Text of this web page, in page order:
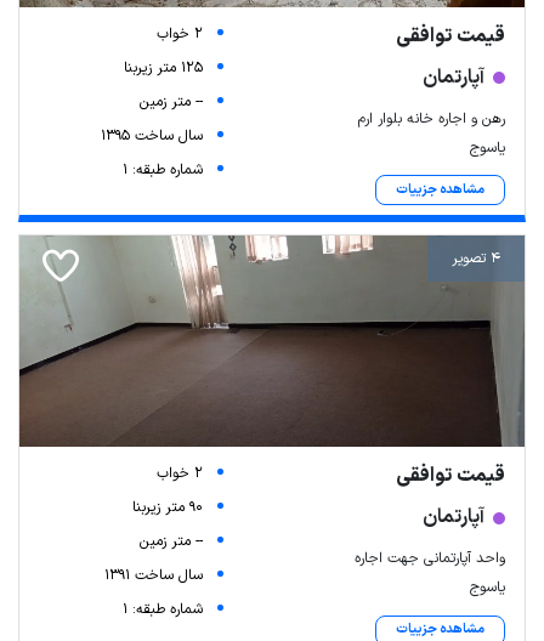
قیمت توافقی
آپارتمان
رهن و اجاره خانه بلوار ارم
یاسوج
مشاهده جزییات
2 خواب
125 متر زیربنا
-- متر زمین
سال ساخت 1395
شماره طبقه: 1
4 تصویر
قیمت توافقی
آپارتمان
واحد آپارتمانی جهت اجاره
یاسوج
مشاهده جزییات
2 خواب
90 متر زیربنا
-- متر زمین
سال ساخت 1391
شماره طبقه: 1